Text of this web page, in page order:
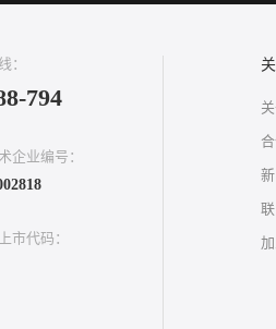
：
794
企业编号：
市代码：